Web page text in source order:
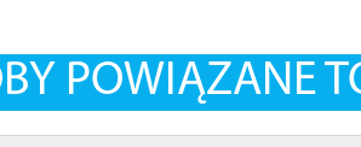
POWIĄZANE